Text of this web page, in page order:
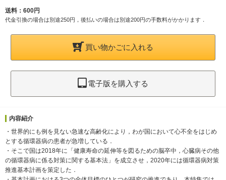
送料：600円
代金引換の場合は別途250円，後払いの場合は別途200円の手数料がかかります．
買い物かごに入れる
電子版を購入する
内容紹介
・世界的にも例を見ない急速な高齢化により，わが国において心不全をはじめ
とする循環器病の患者が急増している．
・そこで国は2018年に「健康寿命の延伸等を図るための脳卒中，心臓病その他
の循環器病に係る対策に関する基本法」を成立させ，2020年には循環器病対策
推進基本計画を策定した．